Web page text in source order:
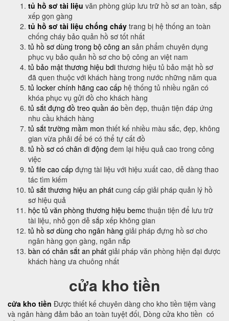
tủ hồ sơ tài liệu văn phòng giúp lưu trữ hồ sơ an toàn, sắp
xếp gọn gàng
tủ hồ sơ tài liệu chống cháy trang bị hệ thống an toàn
chống cháy bảo quản hồ sơ tốt nhất
tủ hồ sơ dùng trong bộ công an sản phẩm chuyên dụng
phục vụ bảo quản hồ sơ cho bộ công an việt nam
tủ bảo mật thương hiệu bdi thương hiệu tủ bảo mật hồ sơ
đã quen thuộc với khách hàng trong nước những năm qua
tủ locker chính hãng cao cấp hệ thống tủ nhiều ngăn có
khóa phục vụ gửi đồ cho khách hàng
tủ sắt đựng đồ treo quần áo bền đẹp, thuận tiện đáp ứng
nhu cầu khách hàng
tủ sắt trường mầm mon thiết kế nhiều màu sắc, đẹp, không
gian vừa phải để bé có thể tự cất đồ
tủ hồ sơ có chân di động đem lại hiệu quả cao trong công
việc
tủ file cao cấp đựng tài liệu với hiệu xuất cao, dễ dàng thao
tác tìm kiếm
tủ sắt thương hiệu an phát cung cấp giải pháp quản lý hồ
sơ hiệu quả
hộc tủ văn phòng thương hiệu bemc thuận tiện để lưu trữ
tài liệu, nhỏ gọn dễ sắp xếp không gian
tủ hồ sơ dùng cho ngân hàng giải pháp đựng hồ sơ cho
ngân hàng gọn gàng, ngăn nắp
bàn có chân sắt an phát giải pháp văn phòng hiện đại được
khách hàng ưa chuông nhất
cửa kho tiền
cửa kho tiền Được thiết kế chuyên dàng cho kho tiền tiệm vàng
và ngân hàng đảm bảo an toàn tuyệt đối, Dòng cửa kho tiền có